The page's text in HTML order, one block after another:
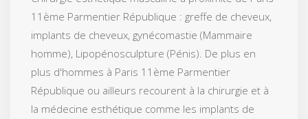
11ème Parmentier République : greffe de cheveux,
implants de cheveux, gynécomastie (Mammaire
homme), Lipopénosculpture (Pénis). De plus en
plus d'hommes à Paris 11ème Parmentier
République ou ailleurs recourent à la chirurgie et à
la médecine esthétique comme les implants de